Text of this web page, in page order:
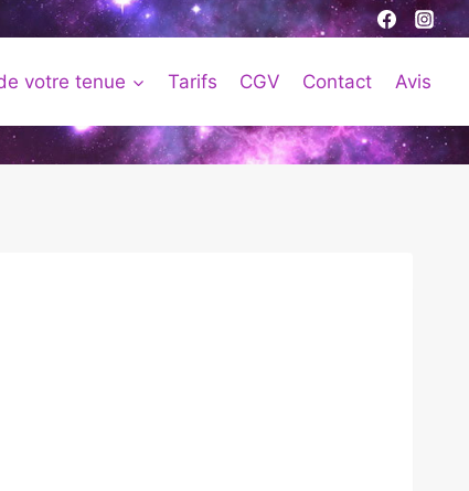
votre tenue Tarifs CGV Contact Avis